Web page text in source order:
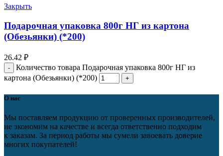
Закрыть
Подарочная упаковка 800г НГ из картона
(Обезьянки) (*200)
26.42 ₽
Количество товара Подарочная упаковка 800г НГ из
картона (Обезьянки) (*200)
О нас
Мы поставляем продукцию от проверенных производителей,
не экономим на качестве и всегда ответственно подходим
к заказам. За период работы мы сумели завоевать доверие
многих покупателей!